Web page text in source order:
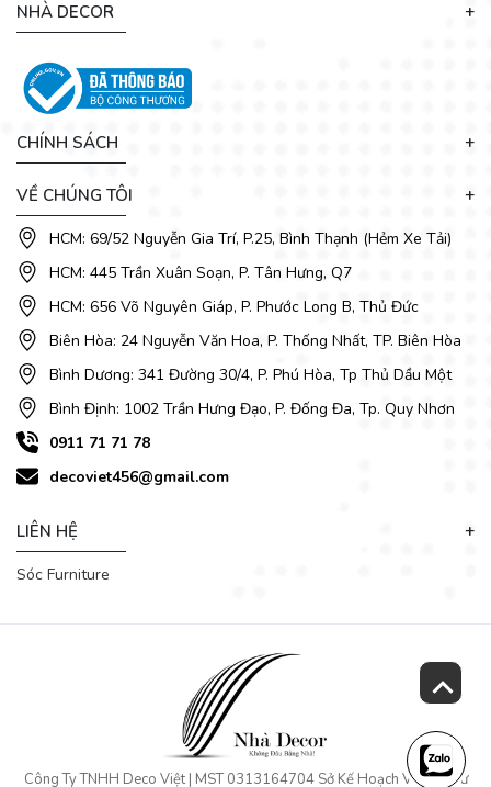
Là một trong những mẫu bàn ăn thông minh được yêu thích
nhất tạiDecoViet
dàng kết hợp hài hòa với các món đồ nội thất trong phòng
như thảm trải sàn, ghế ăn, tủ trang trí. Là thương hiệu bán
bàn ghế ăn đẹp giá rẻ uy tín,
liên tục cập nhật các
mẫu bàn ghế ăn đẹp cho gia đình với kiểu dáng đa dạng
phong cách và chất lượng.
NHÀ DECOR
CHÍNH SÁCH
VỀ CHÚNG TÔI
HCM: 69/52 Nguyễn Gia Trí, P.25, Bình Thạnh (Hẻm Xe Tải)
HCM: 445 Trần Xuân Soạn, P. Tân Hưng, Q7
HCM: 656 Võ Nguyên Giáp, P. Phước Long B, Thủ Đức
Biên Hòa: 24 Nguyễn Văn Hoa, P. Thống Nhất, TP. Biên Hòa
Bình Dương: 341 Đường 30/4, P. Phú Hòa, Tp Thủ Dầu Một
Bình Định: 1002 Trần Hưng Đạo, P. Đống Đa, Tp. Quy Nhơn
0911 71 71 78
decoviet456@gmail.com
LIÊN HỆ
Sóc Furniture
Công Ty TNHH Deco Việt | MST 0313164704 Sở Kế Hoạch Và Đầu Tư